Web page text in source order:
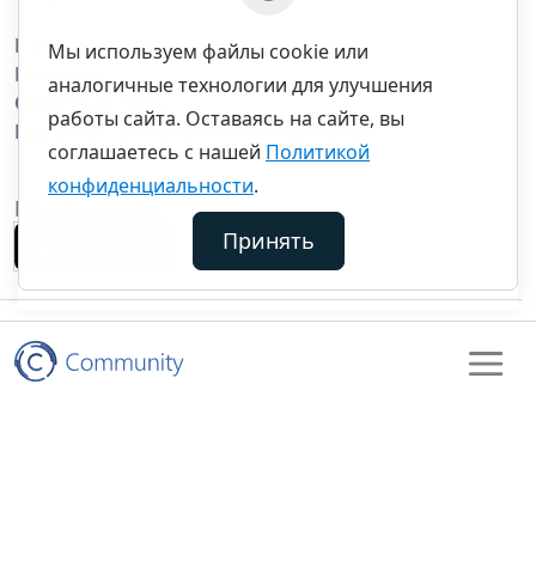
Контакты
Правила
Обратная связь
Правила копирования материалов
Приложение
©thecommunity.ru 2026. Все права защищены.
Мы используем файлы cookie или
аналогичные технологии для улучшения
работы сайта. Оставаясь на сайте, вы
соглашаетесь с нашей Политикой
конфиденциальности.
Принять